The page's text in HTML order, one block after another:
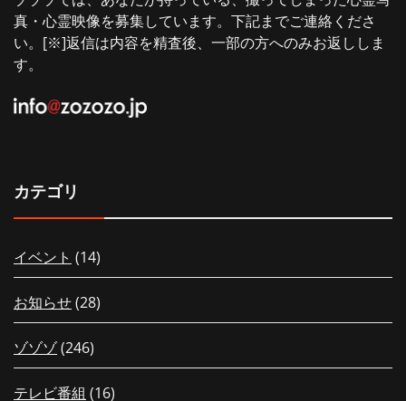
真・心霊映像を募集しています。下記までご連絡くださ
い。[※]返信は内容を精査後、一部の方へのみお返ししま
す。
カテゴリ
イベント (14)
お知らせ(28)
ゾゾゾ(246)
テレビ番組 (16)
【配信中！】新作「【岐阜県】夏休
所恐怖症の落合が半泣きの突撃レポ
【夏の特別編26